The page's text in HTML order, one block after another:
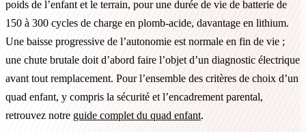
poids de l’enfant et le terrain, pour une durée de vie de batterie de
150 à 300 cycles de charge en plomb-acide, davantage en lithium.
Une baisse progressive de l’autonomie est normale en fin de vie ;
une chute brutale doit d’abord faire l’objet d’un diagnostic électrique
avant tout remplacement. Pour l’ensemble des critères de choix d’un
quad enfant, y compris la sécurité et l’encadrement parental,
retrouvez notre guide complet du quad enfant.